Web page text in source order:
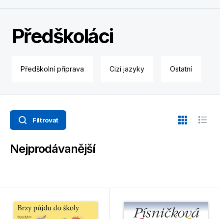
Předškoláci
Předškolní příprava Cizí jazyky Ostatní
Filtrovat
Nejprodávanější